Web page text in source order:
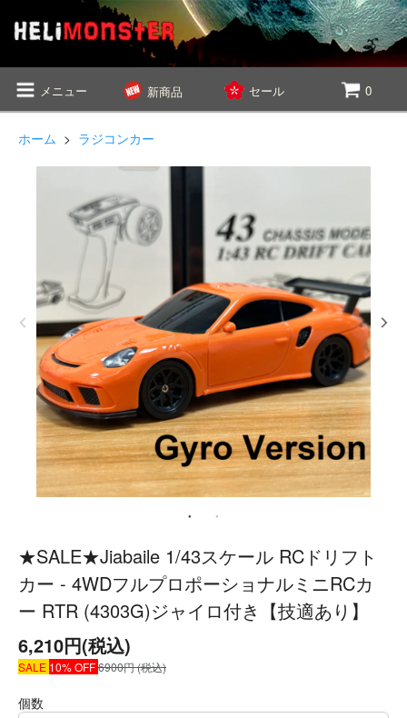
メニュー 新商品 セール 0
ホーム > ラジコンカー
★SALE★Jiabaile 1/43スケール RCドリフト
カー - 4WDフルプロポーショナルミニRCカ
ー RTR (4303G)ジャイロ付き【技適あり】
6,210円(税込)
SALE 10% OFF6900円 (税込)
個数